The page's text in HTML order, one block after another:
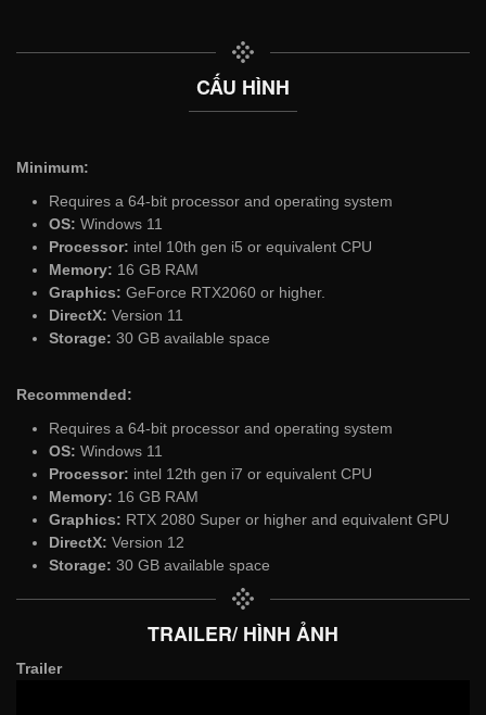
CẤU HÌNH
Minimum:
Requires a 64-bit processor and operating system
OS: Windows 11
Processor: intel 10th gen i5 or equivalent CPU
Memory: 16 GB RAM
Graphics: GeForce RTX2060 or higher.
DirectX: Version 11
Storage: 30 GB available space
Recommended:
Requires a 64-bit processor and operating system
OS: Windows 11
Processor: intel 12th gen i7 or equivalent CPU
Memory: 16 GB RAM
Graphics: RTX 2080 Super or higher and equivalent GPU
DirectX: Version 12
Storage: 30 GB available space
TRAILER/ HÌNH ẢNH
Trailer